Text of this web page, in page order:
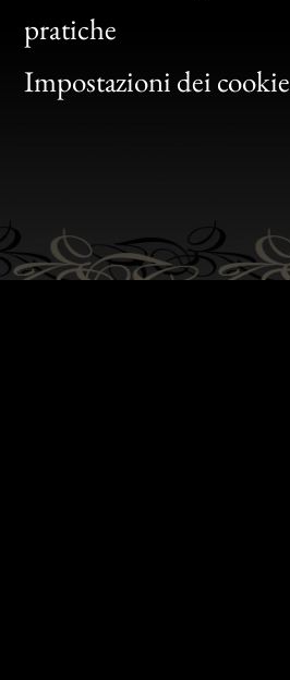
pratiche
Impostazioni dei cookie